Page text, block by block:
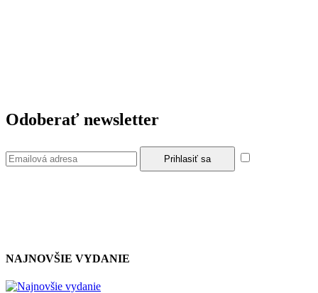
Odoberať newsletter
NAJNOVŠIE VYDANIE